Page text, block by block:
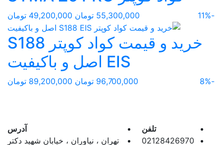
-11% 55,300,000 تومان 49,200,000 تومان
خرید و قیمت کواد کوپتر S188
EIS اصل و باکیفیت
-8% 96,700,000 تومان 89,200,000 تومان
تلفن
02128426970
آدرس
تهران ، نیاوران ، خیابان شهید دکتر